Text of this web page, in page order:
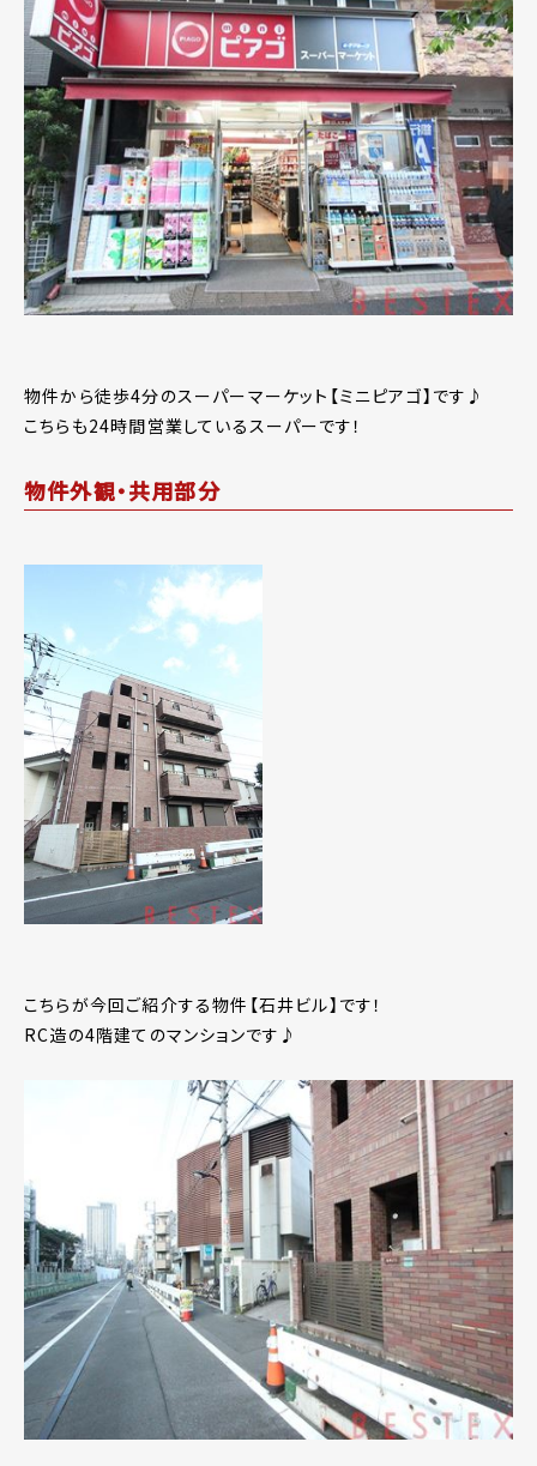
物件から徒歩4分のスーパーマーケット【ミニピアゴ】です♪
こちらも24時間営業しているスーパーです！
物件外観・共用部分
こちらが今回ご紹介する物件【石井ビル】です！
RC造の4階建てのマンションです♪